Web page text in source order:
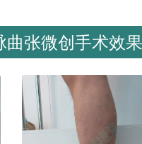
曲张微创手术效果